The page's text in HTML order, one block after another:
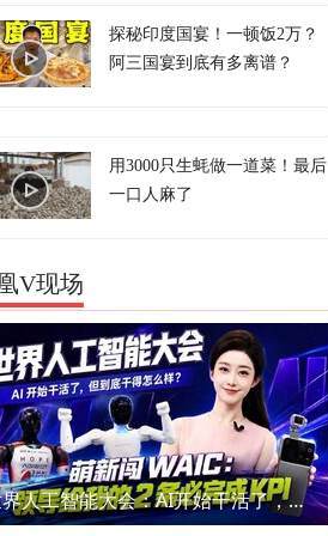
探秘印度国宴！一顿饭2万？
阿三国宴到底有多离谱？
用3000只生蚝做一道菜！最后
一口人麻了
V现场
世界人工智能大会：AI开始干活了，但到底干的怎么样？萌新闯WAIC